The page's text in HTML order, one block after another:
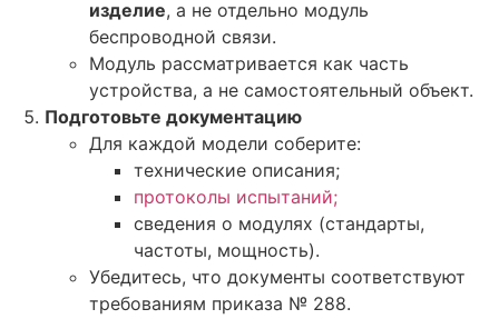
изделие, а не отдельно модуль
беспроводной связи.
Модуль рассматривается как часть
устройства, а не самостоятельный объект.
Подготовьте документацию
Для каждой модели соберите:
технические описания;
протоколы испытаний;
сведения о модулях (стандарты,
частоты, мощность).
Убедитесь, что документы соответствуют
требованиям приказа № 288.